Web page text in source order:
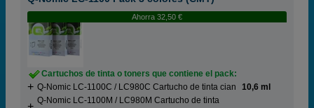
Ahorra 32,50 €
Cartuchos de tinta o toners que contiene el pack:
Q-Nomic LC-1100C / LC980C Cartucho de tinta cian
10,6 ml
Q-Nomic LC-1100M / LC980M Cartucho de tinta